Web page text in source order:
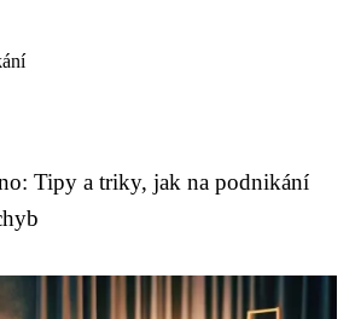
Tipy a triky, jak na podnikání